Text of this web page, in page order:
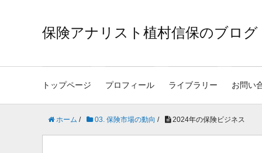
保険アナリスト植村信保のブログ
トップページ プロフィール ライブラリー お問い
ホーム / 03. 保険市場の動向 / 2024年の保険ビジネス